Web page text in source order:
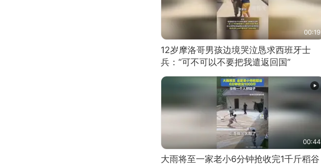
00:19
12岁摩洛哥男孩边境哭泣恳求西班牙士
兵：“可不可以不要把我遣返回国”
00:44
大雨将至一家老小6分钟抢收完1千斤稻谷